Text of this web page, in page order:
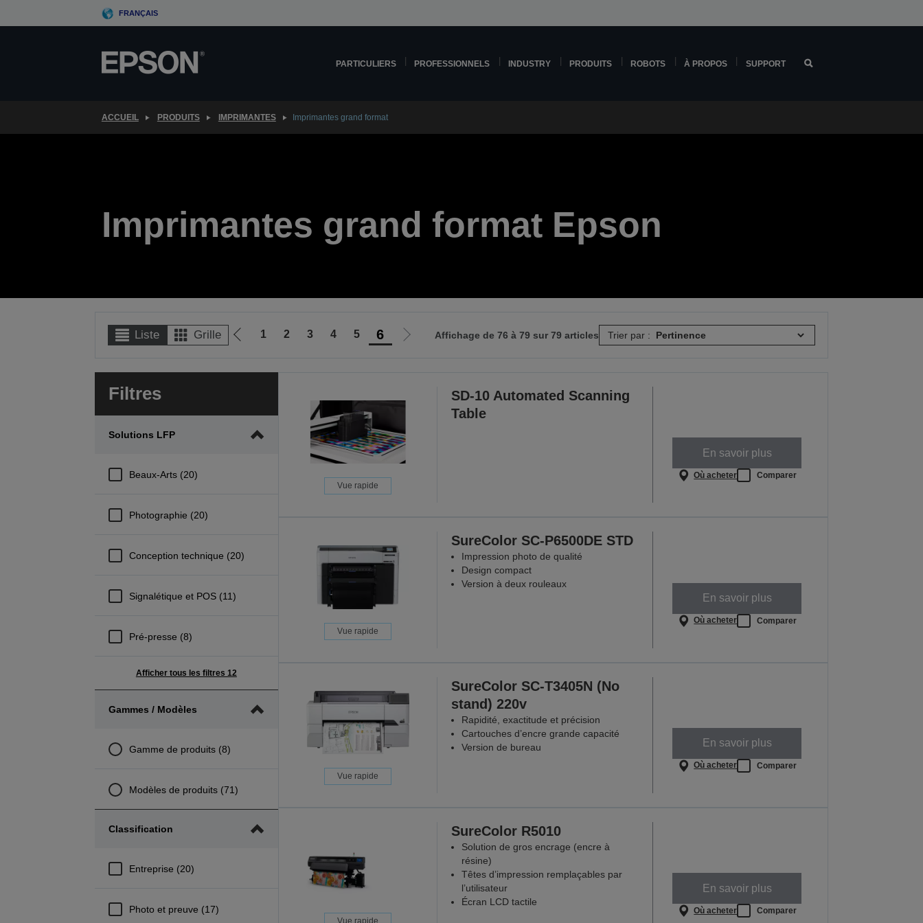
to
FRANÇAIS
PARTICULIERS PROFESSIONNELS INDUSTRY PRODUITS ROBOTS À PROPOS SUPPORT
ACCUEIL PRODUITS IMPRIMANTES Imprimantes grand format
Imprimantes grand format Epson
Liste Grille
Aller
la
1 2 3 4 5 6
Aller
Affichage de 76 à 79 sur 79 articles Trier par :
Filtres
Solutions LFP
Beaux-Arts (20)
Photographie (20)
Conception technique (20)
Signalétique et POS (11)
Pré-presse (8)
Afficher tous les filtres 12
Gammes / Modèles
Gamme de produits (8)
Modèles de produits (71)
Classification
Entreprise (20)
Photo et preuve (17)
Vue rapide
SD-10 Automated Scanning
Table
En savoir plus
Où acheter Comparer
Vue rapide
SureColor SC-P6500DE STD
Impression photo de qualité
Design compact
Version à deux rouleaux
En savoir plus
Où acheter Comparer
Vue rapide
SureColor SC-T3405N (No
stand) 220v
Rapidité, exactitude et précision
Cartouches d’encre grande capacité
Version de bureau
En savoir plus
Où acheter Comparer
Vue rapide
SureColor R5010
Solution de gros encrage (encre à
résine)
Têtes d’impression remplaçables par
l’utilisateur
Écran LCD tactile
En savoir plus
Où acheter Comparer